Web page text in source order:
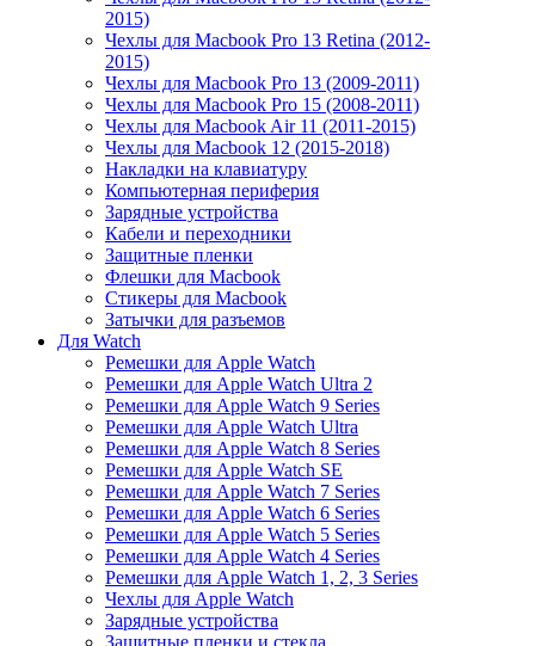
2015)
Чехлы для Macbook Pro 13 Retina (2012-
2015)
Чехлы для Macbook Pro 13 (2009-2011)
Чехлы для Macbook Pro 15 (2008-2011)
Чехлы для Macbook Air 11 (2011-2015)
Чехлы для Macbook 12 (2015-2018)
Накладки на клавиатуру
Компьютерная периферия
Зарядные устройства
Кабели и переходники
Защитные пленки
Флешки для Macbook
Стикеры для Macbook
Затычки для разъемов
Для Watch
Ремешки для Apple Watch
Ремешки для Apple Watch Ultra 2
Ремешки для Apple Watch 9 Series
Ремешки для Apple Watch Ultra
Ремешки для Apple Watch 8 Series
Ремешки для Apple Watch SE
Ремешки для Apple Watch 7 Series
Ремешки для Apple Watch 6 Series
Ремешки для Apple Watch 5 Series
Ремешки для Apple Watch 4 Series
Ремешки для Apple Watch 1, 2, 3 Series
Чехлы для Apple Watch
Зарядные устройства
Защитные пленки и стекла